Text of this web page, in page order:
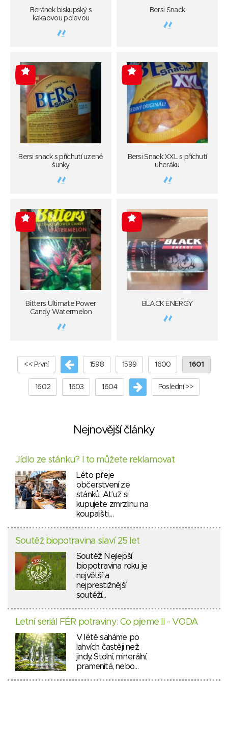
Beránek biskupský s
kakaovou polevou
Bersi Snack
-4
Bersi snack s příchutí uzené
šunky
-4
Bersi Snack XXL s příchutí
uheráku
-4
Bitters Ultimate Power
Candy Watermelon
-4
BLACK ENERGY
<< První 1598 1599 1600 1601
1602 1603 1604 Poslední >>
Nejnovější články
Jídlo ze stánku? I to můžete reklamovat
Léto přeje
občerstvení ze
stánků. Ať už si
kupujete zmrzlinu na
koupališti,…
Soutěž biopotravina slaví 25 let
Soutěž Nejlepší
biopotravina roku je
největší a
nejprestižnější
soutěží…
Letní seriál FÉR potraviny: Co pijeme II - VODA
V létě saháme po
lahvích častěji než
jindy. Stolní, minerální,
pramenitá, nebo…